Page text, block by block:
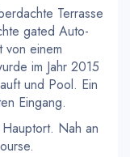
Terrasse
gated Auto-
von einem
im Jahr 2015
und Pool. Ein
Eingang.
Nah an